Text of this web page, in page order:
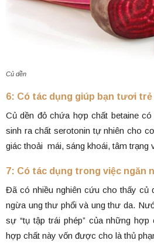
Củ dền
6: Có tác dụng giúp bạn tươi
Củ dền đỏ chứa hợp chất betaine
sinh ra chất serotonin tự nhiên cho
giác thoải mái, sáng khoái, tâm trạng
7: Có tác dụng trong việc ngăn
Đã có nhiều nghiên cứu cho thấy củ
ngừa ung thư phổi và ung thư da.
sự “tụ tập trái phép” của những
hợp chất này vốn được cho là thủ